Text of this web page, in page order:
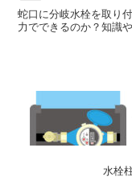
蛇口に分岐水栓を取り
力でできるのか？知識
水栓